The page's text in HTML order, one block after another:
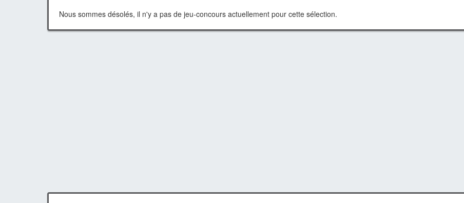
Nous sommes désolés, il n'y a pas de jeu-concours actuellement pour cette sélection.